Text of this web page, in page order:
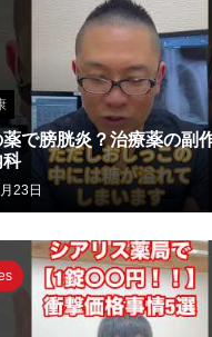
で膀胱炎？治療薬の副
23日